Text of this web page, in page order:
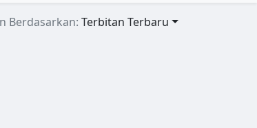
Berdasarkan:Terbitan Terbaru